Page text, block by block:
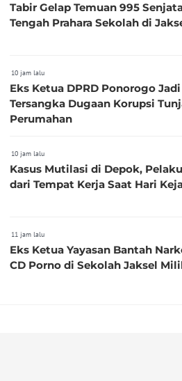
Tabir Gelap Temuan 995
Tengah Prahara Sekolah di
10 jam lalu
Eks Ketua DPRD Ponorogo Jadi
Tersangka Dugaan Korupsi
Perumahan
10 jam lalu
Kasus Mutilasi di Depok,
dari Tempat Kerja Saat Hari
11 jam lalu
Eks Ketua Yayasan Bantah
CD Porno di Sekolah Jaksel